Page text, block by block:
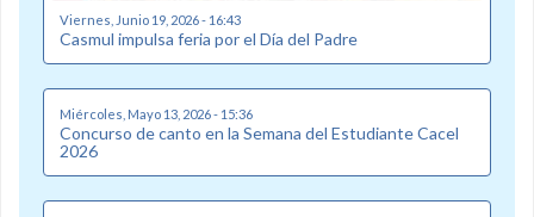
Viernes, Junio 19, 2026 - 16:43
Casmul impulsa feria por el Día del Padre
Miércoles, Mayo 13, 2026 - 15:36
Concurso de canto en la Semana del Estudiante Cacel
2026